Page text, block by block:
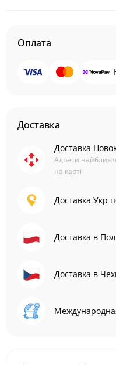
Оплата
Доставка
Доставка
Адреси
на карті
Доставка Укр
Доставка в
Доставка в